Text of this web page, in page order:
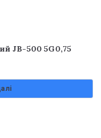
JB-500 5G0,75